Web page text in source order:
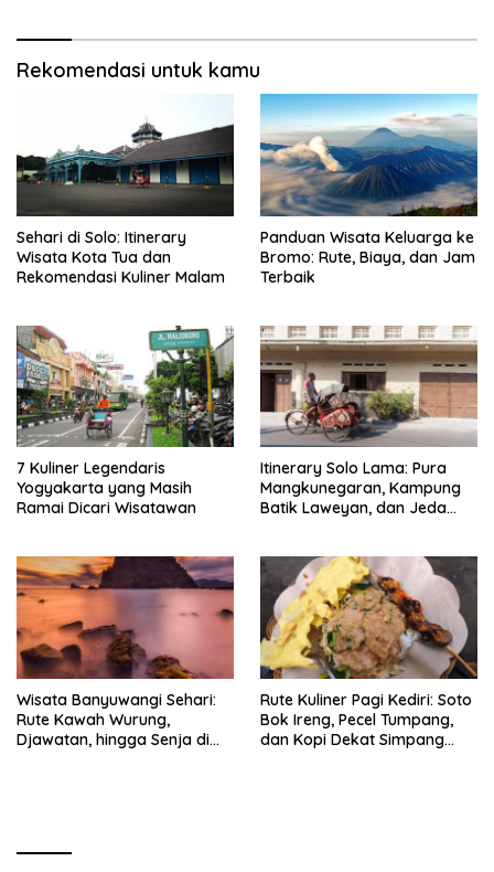
Rekomendasi untuk kamu
Sehari di Solo: Itinerary
Wisata Kota Tua dan
Rekomendasi Kuliner Malam
Panduan Wisata Keluarga ke
Bromo: Rute, Biaya, dan Jam
Terbaik
7 Kuliner Legendaris
Yogyakarta yang Masih
Ramai Dicari Wisatawan
Itinerary Solo Lama: Pura
Mangkunegaran, Kampung
Batik Laweyan, dan Jeda
Wisata Banyuwangi Sehari:
Rute Kawah Wurung,
Djawatan, hingga Senja di
Rute Kuliner Pagi Kediri: Soto
Bok Ireng, Pecel Tumpang,
dan Kopi Dekat Simpang